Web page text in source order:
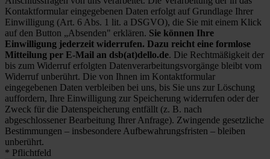
Kontaktformular eingegebenen Daten erfolgt auf Grundlage Ihrer
Einwilligung (Art. 6 Abs. 1 lit. a DSGVO), die Sie mit einem Klick
auf den Button „Absenden" erklären. Sie können Ihre
Einwilligung jederzeit widerrufen. Dazu reicht eine formlose
Mitteilung per E-Mail an dsb(at)dello.de. Die Rechtmäßigkeit der
bis zum Widerruf erfolgten Datenverarbeitungsvorgänge bleibt vom
Widerruf unberührt. Die von Ihnen im Kontaktformular
eingegebenen Daten verbleiben bei uns, bis Sie uns zur Löschung
auffordern, Ihre Einwilligung zur Speicherung widerrufen oder der
Zweck für die Datenspeicherung entfällt (z. B. nach
abgeschlossener Bearbeitung Ihrer Anfrage). Zwingende gesetzliche
Bestimmungen – insbesondere Aufbewahrungsfristen – bleiben
unberührt.
* Pflichtfeld